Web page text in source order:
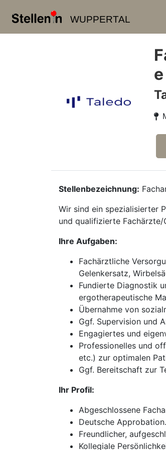
WUPPERTAL
Stellenbezeichnung:
Wir sind ein spezialisierter
und qualifizierte
Ihre Aufgaben:
Fachärztliche
Gelenkersatz,
Fundierte Diagnostik
ergotherapeutische
Übernahme von
Ggf. Supervision und
Engagiertes und
Professionelles und
etc.) zur optimalen
Ggf. Bereitschaft zur
Ihr Profil:
Abgeschlossene
Deutsche Approbation.
Freundlicher,
Kollegiale